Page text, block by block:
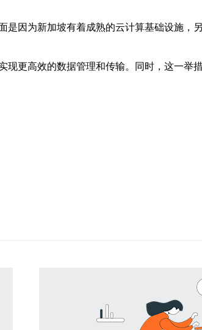
因为新加坡有着成熟的云计算基础设施，
更高效的数据管理和传输。同时，这一举